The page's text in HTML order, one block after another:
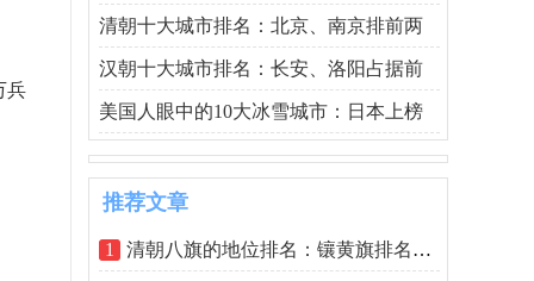
兵
清朝十大城市排名：北京、南京排前两
汉朝十大城市排名：长安、洛阳占据前
美国人眼中的10大冰雪城市：日本上榜
推荐文章
1 清朝八旗的地位排名：镶黄旗排名首位